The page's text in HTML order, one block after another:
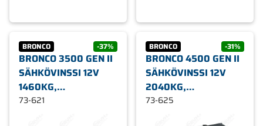
BRONCO -37%
BRONCO 3500 GEN II
SÄHKÖVINSSI 12V
1460KG,
SYNTEETTINEN KÖYSI
73-621
BRONCO -31%
BRONCO 4500 GEN II
SÄHKÖVINSSI 12V
2040KG,
TERÄSVAIJERI
73-625